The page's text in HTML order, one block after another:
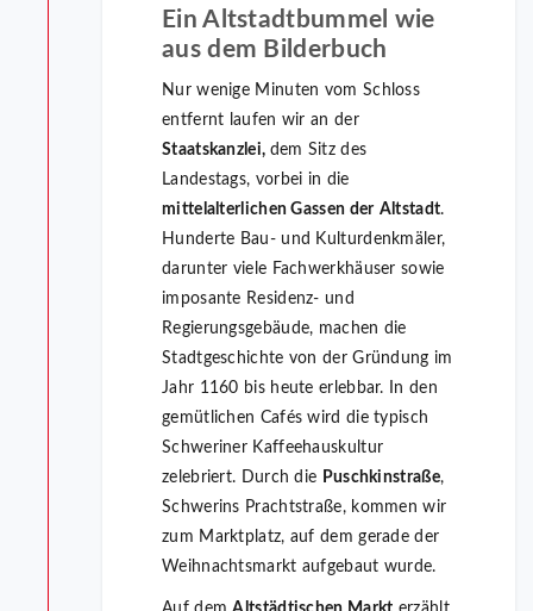
Ein Altstadtbummel wie
aus dem Bilderbuch
Nur wenige Minuten vom Schloss
entfernt laufen wir an der
Staatskanzlei, dem Sitz des
Landestags, vorbei in die
mittelalterlichen Gassen der Altstadt.
Hunderte Bau- und Kulturdenkmäler,
darunter viele Fachwerkhäuser sowie
imposante Residenz- und
Regierungsgebäude, machen die
Stadtgeschichte von der Gründung im
Jahr 1160 bis heute erlebbar. In den
gemütlichen Cafés wird die typisch
Schweriner Kaffeehauskultur
zelebriert. Durch die Puschkinstraße,
Schwerins Prachtstraße, kommen wir
zum Marktplatz, auf dem gerade der
Weihnachtsmarkt aufgebaut wurde.